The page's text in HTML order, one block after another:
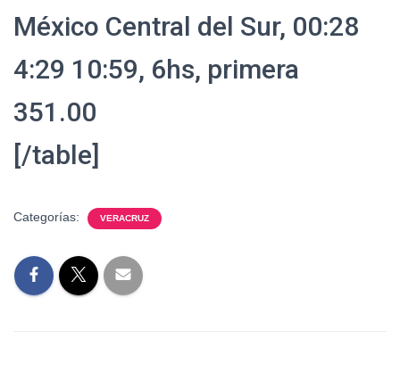
México Central del Sur, 00:28
4:29 10:59, 6hs, primera
351.00
[/table]
Categorías: VERACRUZ